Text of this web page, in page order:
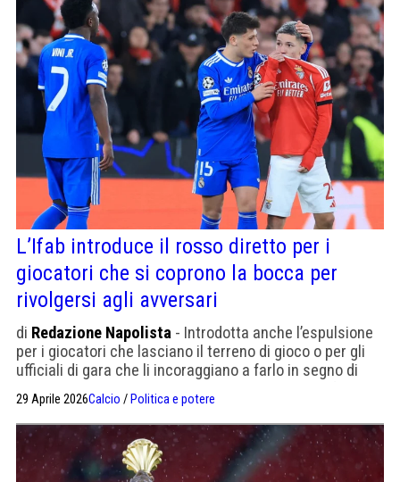
L’Ifab introduce il rosso diretto per i
giocatori che si coprono la bocca per
rivolgersi agli avversari
di Redazione Napolista - Introdotta anche l’espulsione
per i giocatori che lasciano il terreno di gioco o per gli
ufficiali di gara che li incoraggiano a farlo in segno di
entreranno in vigore ai Mondiali
29 Aprile 2026Calcio / Politica e potere